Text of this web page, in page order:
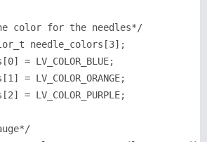
color for the needles*/
needle_colors[3];
= LV_COLOR_BLUE;
= LV_COLOR_ORANGE;
= LV_COLOR_PURPLE;